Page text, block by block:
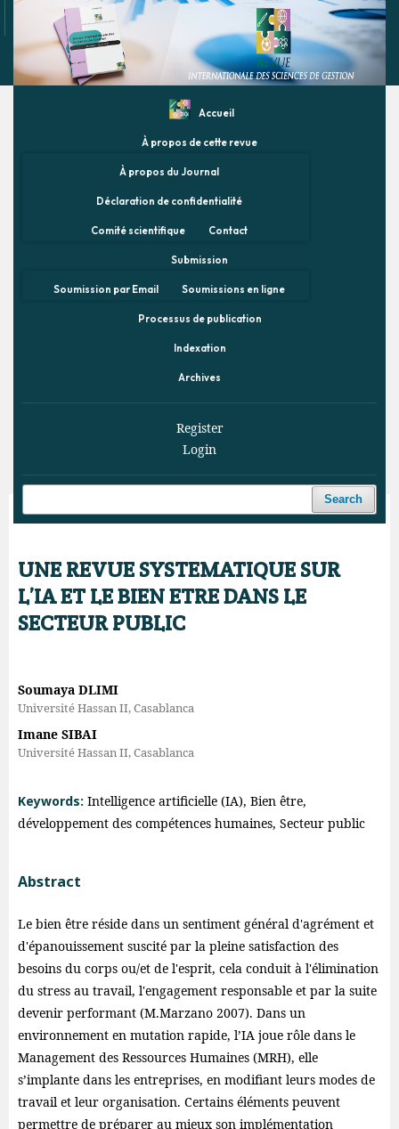
Accueil
À propos de cette revue
À propos du Journal
Déclaration de confidentialité
Comité scientifique Contact
Submission
Soumission par Email Soumissions en ligne
Processus de publication
Indexation
Archives
Register
Login
Search
Home / Archives / Vol. 8 No. 3 (2025) / Articles
UNE REVUE SYSTEMATIQUE SUR
L’IA ET LE BIEN ETRE DANS LE
SECTEUR PUBLIC
Soumaya DLIMI
Université Hassan II, Casablanca
Imane SIBAI
Université Hassan II, Casablanca
Keywords: Intelligence artificielle (IA), Bien être,
développement des compétences humaines, Secteur public
Abstract
Le bien être réside dans un sentiment général d'agrément et
d'épanouissement suscité par la pleine satisfaction des
besoins du corps ou/et de l'esprit, cela conduit à l'élimination
du stress au travail, l'engagement responsable et par la suite
devenir performant (M.Marzano 2007). Dans un
environnement en mutation rapide, l’IA joue rôle dans le
Management des Ressources Humaines (MRH), elle
s’implante dans les entreprises, en modifiant leurs modes de
travail et leur organisation. Certains éléments peuvent
permettre de préparer au mieux son implémentation